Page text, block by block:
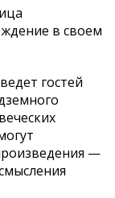
в своем
гостей
—